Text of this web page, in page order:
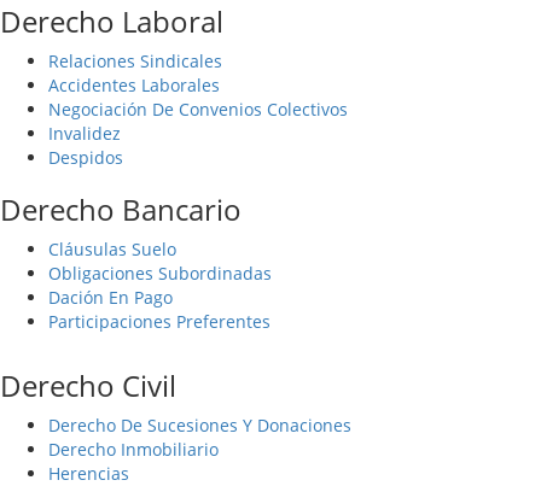
Derecho Laboral
Relaciones Sindicales
Accidentes Laborales
Negociación De Convenios Colectivos
Invalidez
Despidos
Derecho Bancario
Cláusulas Suelo
Obligaciones Subordinadas
Dación En Pago
Participaciones Preferentes
Derecho Civil
Derecho De Sucesiones Y Donaciones
Derecho Inmobiliario
Herencias